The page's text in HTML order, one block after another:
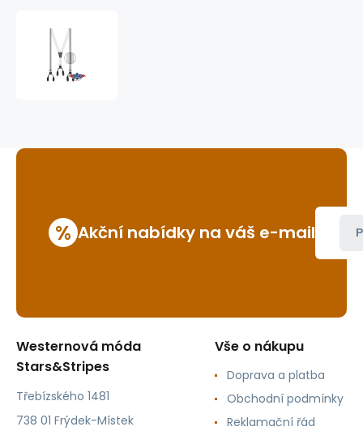
% Akční nabídky na váš e-mail
Westernová móda
Stars&Stripes
Třebízského 1481
738 01 Frýdek-Místek
Vše o nákupu
Doprava a platba
Obchodní podmínky
Reklamační řád